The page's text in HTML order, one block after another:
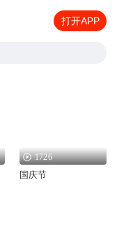
打开APP
1726
国庆节